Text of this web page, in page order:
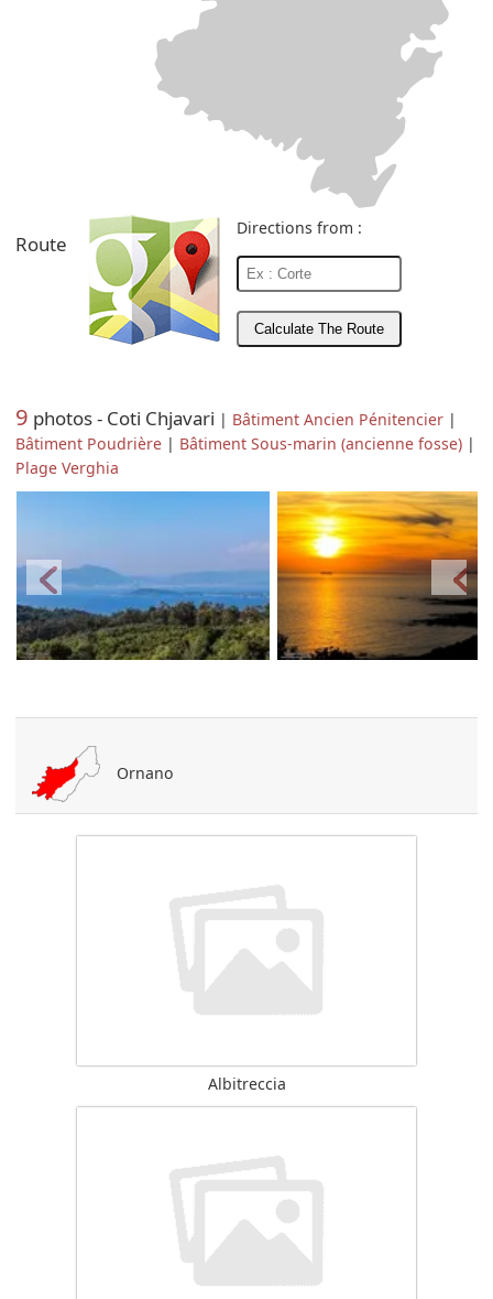
Route
Directions from :
9 photos - Coti Chjavari | Bâtiment Ancien Pénitencier |
Bâtiment Poudrière | Bâtiment Sous-marin (ancienne fosse) |
Plage Verghia
Ornano
Albitreccia